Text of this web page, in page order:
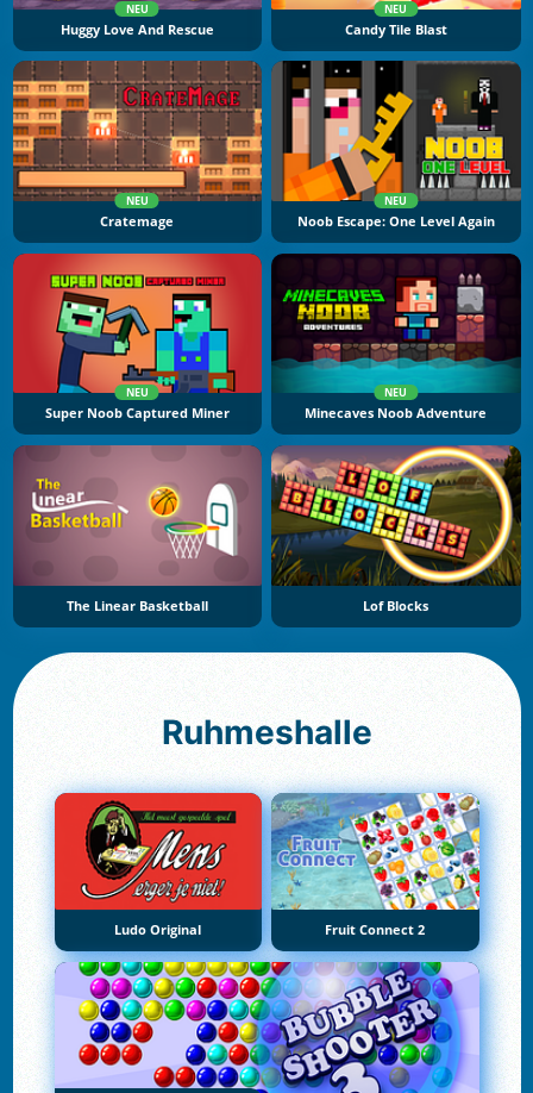
NEU
Huggy Love And Rescue
NEU
Candy Tile Blast
NEU
Cratemage
NEU
Noob Escape: One Level Again
NEU
Super Noob Captured Miner
NEU
Minecaves Noob Adventure
The Linear Basketball Lof Blocks
Ruhmeshalle
Ludo Original Fruit Connect 2